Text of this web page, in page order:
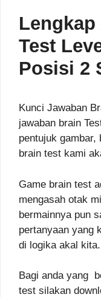
Test
Posisi 2
Kunci Jawaban
jawaban brain
pentujuk gambar,
brain test kami
Game brain test
mengasah otak
bermainnya pun
pertanyaan yang
di logika akal kita.
Bagi anda yang
test silakan